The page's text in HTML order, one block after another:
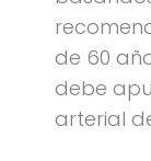
de 60
debe
arterial